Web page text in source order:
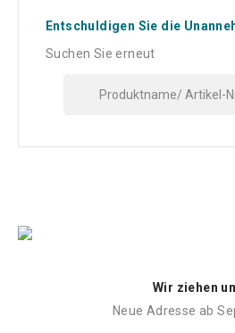
Wir ziehen
Neue Adresse ab
Entschuldigen Sie die
Suchen Sie erneut